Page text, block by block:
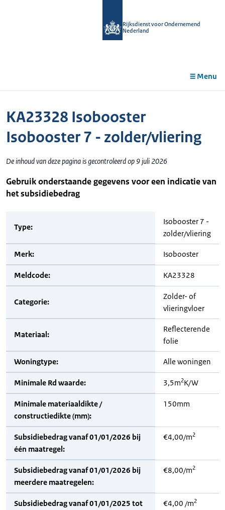
Rijksdienst voor Ondernemend
Nederland
Menu
KA23328 Isobooster
Isobooster 7 - zolder/vliering
De inhoud van deze pagina is gecontroleerd op 9 juli 2026
Gebruik onderstaande gegevens voor een indicatie van
het subsidiebedrag
Type:
Isobooster 7 -
zolder/vliering
Merk: Isobooster
Meldcode: KA23328
Categorie:
Zolder- of
vlieringvloer
Materiaal:
Reflecterende
folie
Woningtype: Alle woningen
Minimale Rd waarde: 3,5m2K/W
Minimale materiaaldikte /
constructiedikte (mm):
150mm
Subsidiebedrag vanaf 01/01/2026 bij
één maatregel:
€4,00/m2
Subsidiebedrag vanaf 01/01/2026 bij
meerdere maatregelen:
€8,00/m2
Subsidiebedrag vanaf 01/01/2025 tot
€4,00 /m2